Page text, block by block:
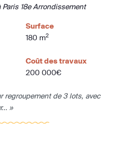
18e Arrondissement
Surface
180 m2
Coût des travaux
200 000€
regroupement de 3 lots, avec
»